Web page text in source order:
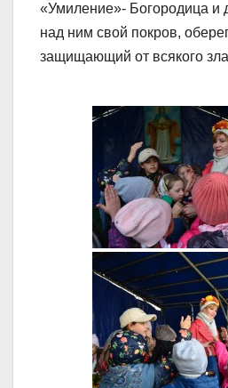
«Умиление»- Богородица и
над ним свой покров,
защищающий от всякого